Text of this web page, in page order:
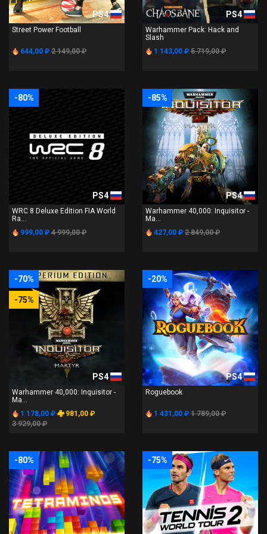
PS4
Street Power Football
644,00 ₽ 2 149,00 ₽
PS4
Warhammer Pack: Hack and
Slash
1 143,00 ₽ 5 719,00 ₽
-80%
PS4
WRC 8 Deluxe Edition FIA World
Ra...
999,00 ₽ 4 999,00 ₽
-85%
PS4
Warhammer 40,000: Inquisitor -
Ma...
427,00 ₽ 2 849,00 ₽
-70%
-75%
PS4
Warhammer 40,000: Inquisitor -
Ma...
1 178,00 ₽
981,00 ₽
3 929,00 ₽
-20%
PS4
Roguebook
1 431,00 ₽ 1 789,00 ₽
-80% -75%